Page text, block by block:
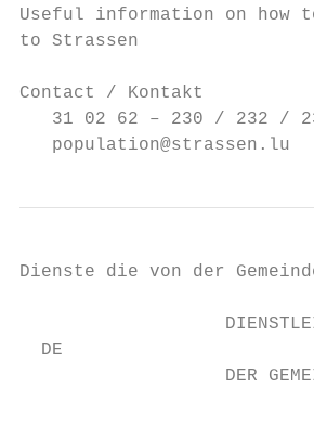
Useful information on how
to Strassen
Contact / Kontakt
31 02 62 – 230 / 232 /
   population@strassen.lu
Dienste die von der
  DE
DER